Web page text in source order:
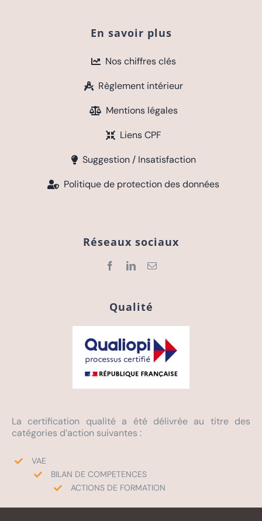
En savoir plus
Nos chiffres clés
Règlement intérieur
Mentions légales
Liens CPF
Suggestion / Insatisfaction
Politique de protection des données
Réseaux sociaux
Qualité
La certification qualité a été délivrée au titre des
catégories d’action suivantes :
VAE
BILAN DE COMPETENCES
ACTIONS DE FORMATION